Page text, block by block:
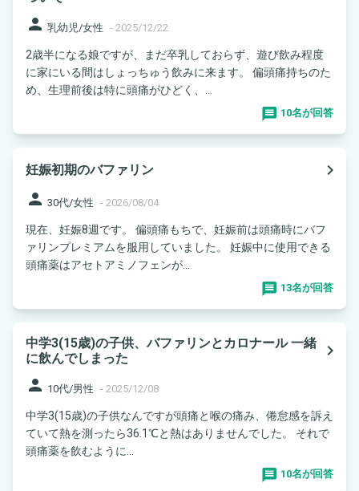
person 乳幼児/女性 - 2025/12/22
2歳半になる娘ですが、まだ卒乳しておらず、遊び飲み程度
に家にいる間はしょっちゅう飲みに来ます。 偏頭痛持ちのた
め、生理前後は特に頭痛がひどく、...
10名が回答
妊娠初期のバファリン
navigate_next
person 30代/女性 - 2026/08/04
現在、妊娠8週です。 偏頭痛もちで、妊娠前は頭痛時にバフ
ァリンプレミアムを服用していました。 妊娠中に使用できる
頭痛薬はアセトアミノフェンが...
13名が回答
中学3(15歳)の子供、バファリンとカロナール 一緒
に飲んでしまった
navigate_next
person 10代/男性 - 2025/12/08
中学3(15歳)の子供なんですが頭痛と喉の痛み、倦怠感を訴え
ていて熱を測ったら36.1℃と熱はありませんでした。 それで
頭痛薬を飲むように...
10名が回答